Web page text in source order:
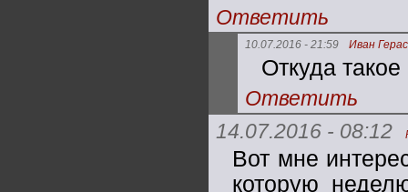
Ответить
10.07.2016 - 21:59 Иван
Откуда
Ответить
14.07.2016 - 08:12
Вот мне
которую